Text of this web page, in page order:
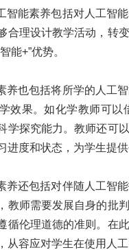
智能素养包括对人工智
合理设计教学活动，转
能+”优势。
养也包括将所学的人工
效果。如化学教师可
学探究能力。教师还可
进度和状态，为学生提
养还包括对伴随人工智
教师需要发展自身的批
循伦理道德的准则。在
从容应对学生在使用人